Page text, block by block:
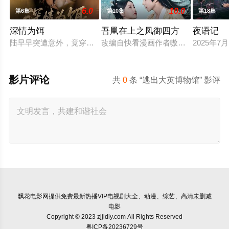
第6集 6.0
深情为饵
陆早早突遭意外，竟穿越成民国少夫人苏沐晚，醒来，却是丈
第10集 10.0
吾凰在上之凤御四方
改编自快看漫画作者嗷小泽的独家连
第18集
夜语记
2025年7
共0 条 “逃出大英博物馆” 影评
影片评论
飘花电影网提供免费最新热播VIP电视剧大全、动漫、综艺、高清未删减
电影
Copyright © 2023 zjjldly.com All Rights Reserved
粤ICP备20236729号